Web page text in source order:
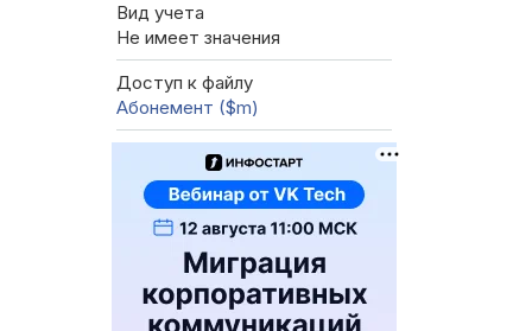
Вид учета
Не имеет значения
Доступ к файлу
Абонемент ($m)